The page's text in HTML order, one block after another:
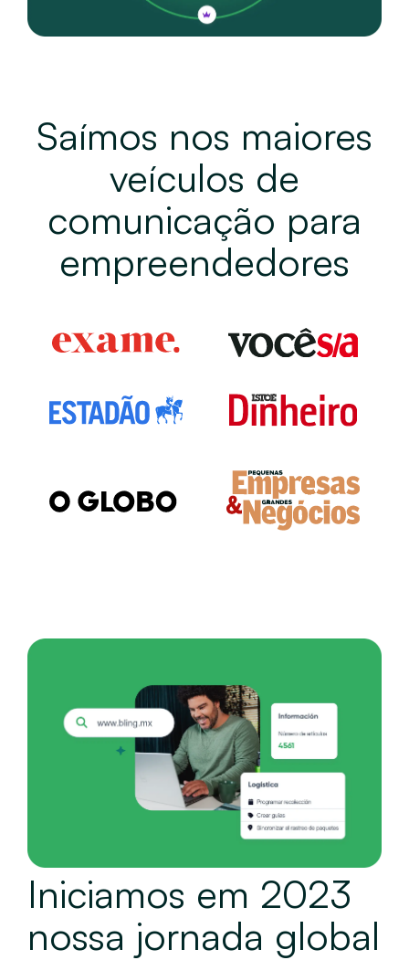
Saímos nos maiores
veículos de
comunicação para
empreendedores
Iniciamos em 2023
nossa jornada global